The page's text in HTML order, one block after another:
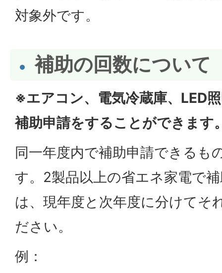
対象外です。
補助の回数について
※エアコン、電気冷蔵庫、LED
補助申請をすることができます
同一年度内で補助申請できるも
す。2製品以上の省エネ家電で
は、現年度と次年度に分けてそ
ださい。
例：